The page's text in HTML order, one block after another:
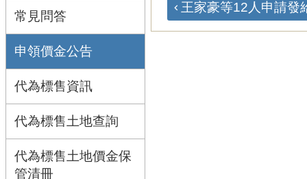
常見問答
申領價金公告
代為標售資訊
代為標售土地查詢
代為標售土地價金保
管清冊
王家豪等12人申請發